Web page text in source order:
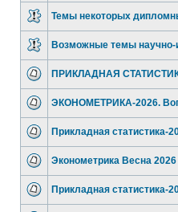
Темы некоторых
Возможные темы научно-
ПРИКЛАДНАЯ
ЭКОНОМЕТРИКА-2026.
Прикладная
Эконометрика Весна
Прикладная статистика-